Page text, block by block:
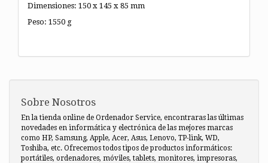
Dimensiones: 150 x 145 x 85 mm
Peso: 1550 g
Sobre Nosotros
En la tienda online de Ordenador Service, encontraras las últimas
novedades en informática y electrónica de las mejores marcas
como HP, Samsung, Apple, Acer, Asus, Lenovo, TP-link, WD,
Toshiba, etc. Ofrecemos todos tipos de productos informáticos:
portátiles, ordenadores, móviles, tablets, monitores, impresoras,